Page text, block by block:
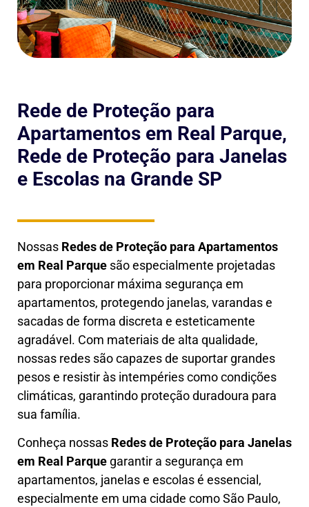
Rede de Proteção para
Apartamentos em Real Parque,
Rede de Proteção para Janelas
e Escolas na Grande SP
Nossas Redes de Proteção para Apartamentos
em Real Parque são especialmente projetadas
para proporcionar máxima segurança em
apartamentos, protegendo janelas, varandas e
sacadas de forma discreta e esteticamente
agradável. Com materiais de alta qualidade,
nossas redes são capazes de suportar grandes
pesos e resistir às intempéries como condições
climáticas, garantindo proteção duradoura para
sua família.
Conheça nossas Redes de Proteção para Janelas
em Real Parque garantir a segurança em
apartamentos, janelas e escolas é essencial,
especialmente em uma cidade como São Paulo,